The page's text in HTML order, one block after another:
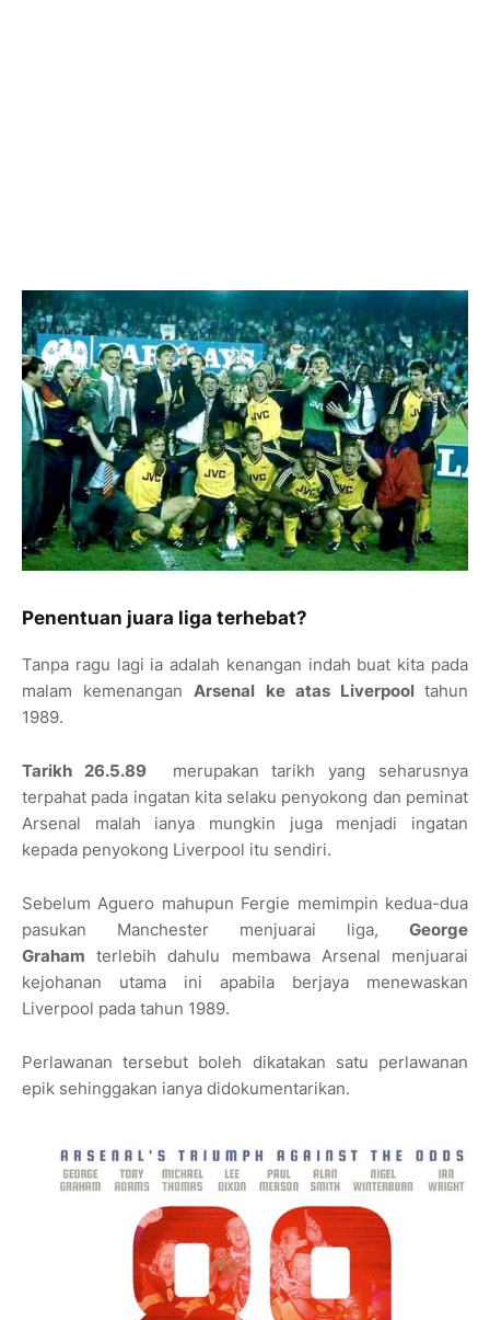
Penentuan juara liga terhebat?
Tanpa ragu lagi ia adalah kenangan indah buat kita pada
malam kemenanganArsenal ke atas Liverpooltahun
1989.
Tarikh 26.5.89merupakan tarikh yang seharusnya
terpahat pada ingatan kita selaku penyokong dan peminat
Arsenal malah ianya mungkin juga menjadi ingatan
kepada penyokong Liverpool itu sendiri.
Sebelum Aguero mahupun Fergie memimpin kedua-dua
pasukan Manchester menjuarai liga, George
Graham terlebih dahulu membawa Arsenal menjuarai
kejohanan utama ini apabila berjaya menewaskan
Liverpool pada tahun 1989.
Perlawanan tersebut boleh dikatakan satu perlawanan
epik sehinggakan ianya didokumentarikan.